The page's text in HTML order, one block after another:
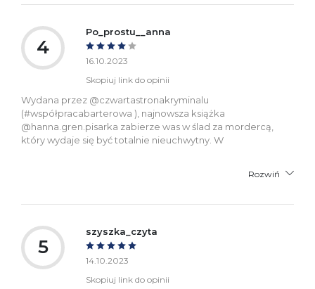
4
Po_prostu__anna
16.10.2023
Skopiuj link do opinii
Wydana przez @czwartastronakryminalu
(#współpracabarterowa ), najnowsza książka
@hanna.gren.pisarka zabierze was w ślad za mordercą,
który wydaje się być totalnie nieuchwytny. W
Rozwiń
5
szyszka_czyta
14.10.2023
Skopiuj link do opinii